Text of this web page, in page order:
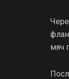
мяч